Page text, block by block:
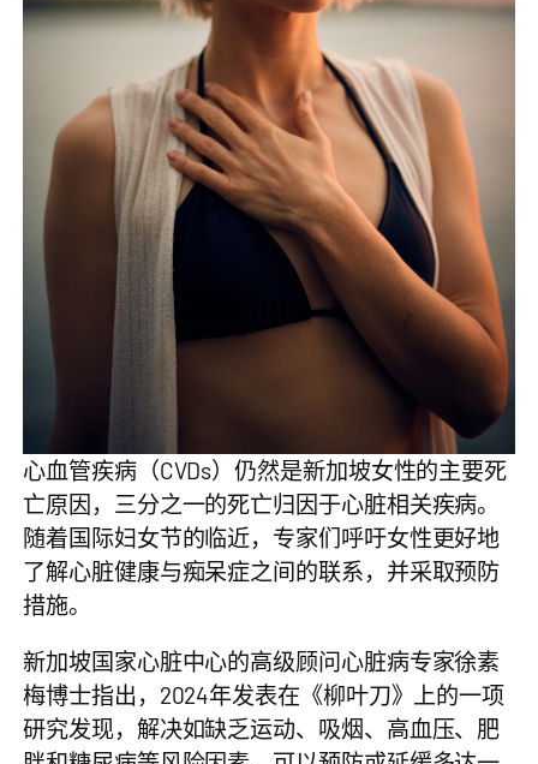
心血管疾病（CVDs）仍然是新加坡女性的主要死
亡原因，三分之一的死亡归因于心脏相关疾病。
随着国际妇女节的临近，专家们呼吁女性更好地
了解心脏健康与痴呆症之间的联系，并采取预防
措施。
新加坡国家心脏中心的高级顾问心脏病专家徐素
梅博士指出，2024年发表在《柳叶刀》上的一项
研究发现，解决如缺乏运动、吸烟、高血压、肥